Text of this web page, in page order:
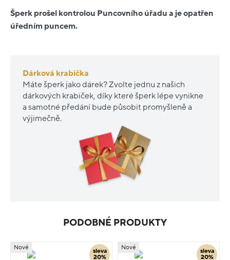
Šperk prošel kontrolou Puncovního úřadu a je opatřen
úředním puncem.
Dárková krabička
Máte šperk jako dárek? Zvolte jednu z našich
dárkových krabiček, díky které šperk lépe vynikne
a samotné předání bude působit promyšleně a
výjimečně.
PODOBNÉ PRODUKTY
sleva
20%
Nové
sleva
20%
Nové